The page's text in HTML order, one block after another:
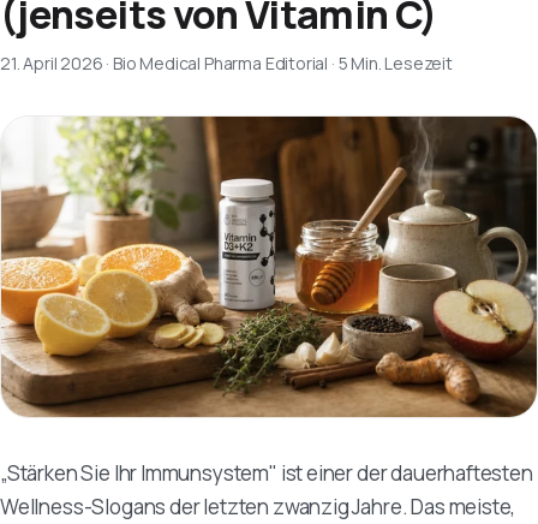
(jenseits von Vitamin C)
21. April 2026 · Bio Medical Pharma Editorial · 5 Min. Lesezeit
„Stärken Sie Ihr Immunsystem" ist einer der dauerhaftesten
Wellness-Slogans der letzten zwanzig Jahre. Das meiste,